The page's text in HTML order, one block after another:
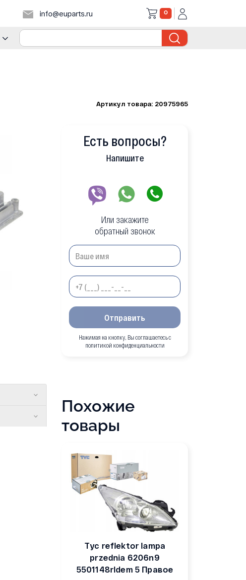
info@euparts.ru 0
Артикул товара: 20975965
Есть вопросы?
Напишите
Или закажите
обратный звонок
Отправить
Нажимая на кнопку, Вы соглашаетесь с
политикой конфиденциальности
Похожие
товары
Tyc reflektor lampa
przednia 6206n9
5501148rldem 5 Правое